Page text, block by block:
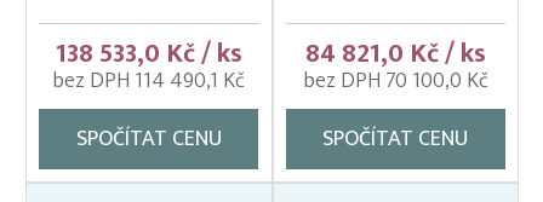
138 533,0 Kč / ks
bez DPH 114 490,1 Kč
SPOČÍTAT CENU
84 821,0 Kč / ks
bez DPH 70 100,0 Kč
SPOČÍTAT CENU